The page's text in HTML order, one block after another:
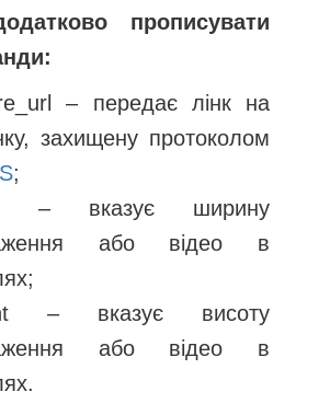
прописувати
– передає лінк на
захищену протоколом
;
– вказує ширину
або відео в
– вказує висоту
або відео в